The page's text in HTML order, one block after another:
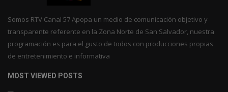
Somos RTV Canal 57 Apopa un medio de comunicación objetivo y
transparente referente en la Zona Norte de San Salvador, nuestra
programación es para el gusto de todos con producciones propias
de entretenimiento e informativa
MOST VIEWED POSTS